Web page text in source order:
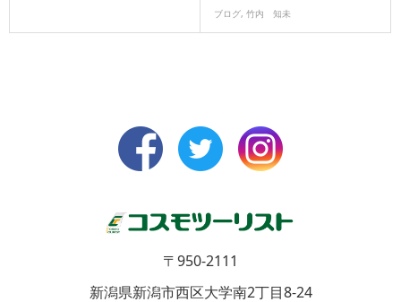
ブログ, 竹内 知未
〒950-2111
新潟県新潟市西区大学南2丁目8-24